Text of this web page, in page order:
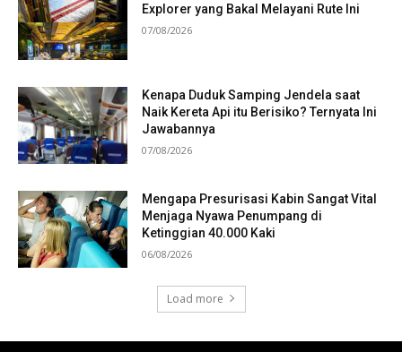
Explorer yang Bakal Melayani Rute Ini
07/08/2026
Kenapa Duduk Samping Jendela saat
Naik Kereta Api itu Berisiko? Ternyata Ini
Jawabannya
07/08/2026
Mengapa Presurisasi Kabin Sangat Vital
Menjaga Nyawa Penumpang di
Ketinggian 40.000 Kaki
06/08/2026
Load more